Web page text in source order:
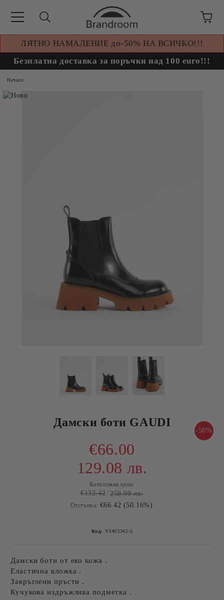
ЛЯТНО НАМАЛЕНИЕ до-50% НА ВСИЧКО!!!
Безплатна доставка за поръчки над 100 euro!!!
Начало
Дамски боти GAUDI
-50%
€66.00
129.08 лв.
Каталожна цена:
€132.42 258.99 лв.
Отстъпка: €66.42 (50.16%)
Код: V3463342-5
Дамски боти от еко кожа .
Еластична вложка .
Закръглени пръсти .
Кучукова издръжлива подметка .